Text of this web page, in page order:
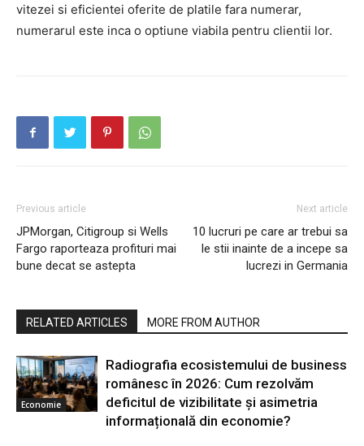
vitezei si eficientei oferite de platile fara numerar,
numerarul este inca o optiune viabila pentru clientii lor.
Previous article
JPMorgan, Citigroup si Wells
Fargo raporteaza profituri mai
bune decat se astepta
Next article
10 lucruri pe care ar trebui sa
le stii inainte de a incepe sa
lucrezi in Germania
RELATED ARTICLES MORE FROM AUTHOR
Economie
Radiografia ecosistemului de business
românesc în 2026: Cum rezolvăm
deficitul de vizibilitate și asimetria
informațională din economie?